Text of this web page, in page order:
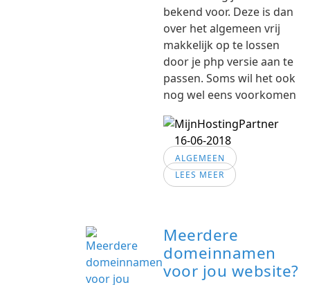
bekend voor. Deze is dan
over het algemeen vrij
makkelijk op te lossen
door je php versie aan te
passen. Soms wil het ook
nog wel eens voorkomen
16-06-2018
ALGEMEEN
LEES MEER
Meerdere
domeinnamen
voor jou website?